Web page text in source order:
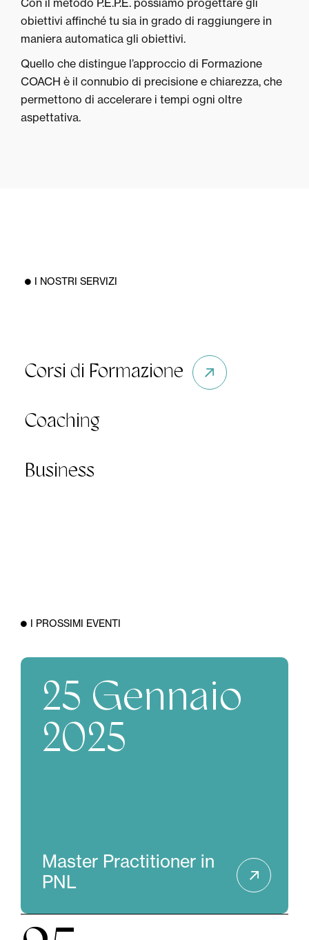
Con il metodo P.E.P.E. possiamo progettare gli
obiettivi affinché tu sia in grado di raggiungere in
maniera automatica gli obiettivi.
Quello che distingue l’approccio di Formazione
COACH è il connubio di precisione e chiarezza, che
permettono di accelerare i tempi ogni oltre
aspettativa.
I NOSTRI SERVIZI
Corsi di Formazione
Coaching
Business
I PROSSIMI EVENTI
25 Gennaio
2025
Master Practitioner in
PNL